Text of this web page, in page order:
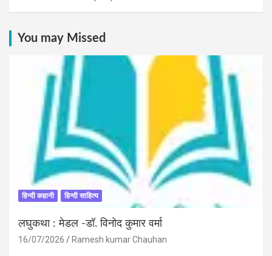
You may Missed
हिन्दी कहानी हिन्दी साहित्य
लघुकथा : मेडल -डॉ. विनोद कुमार वर्मा
16/07/2026 Ramesh kumar Chauhan